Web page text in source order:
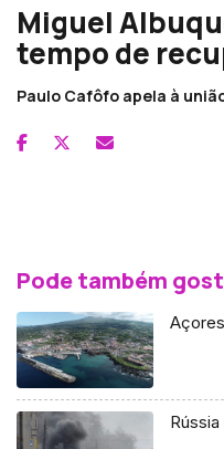
Miguel
tempo de
Paulo Cafôfo apela à
Pode também